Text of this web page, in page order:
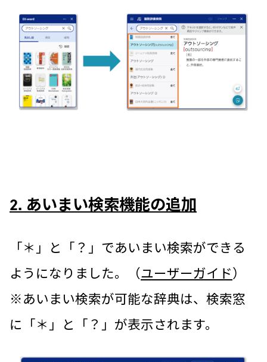
2. あいまい検索機能の追加
「＊」と「？」であいまい検索ができる
ようになりました。（ユーザーガイド）
※あいまい検索が可能な辞典は、検索窓
に「＊」と「？」が表示されます。